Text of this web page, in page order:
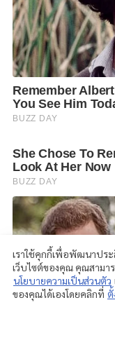
เราใช้คุกกี้เพื่อพัฒนาปร
เว็บไซต์ของคุณ คุณสามา
นโยบายความเป็นส่วนตัว
ของคุณได้เองโดยคลิกที่ ตั้